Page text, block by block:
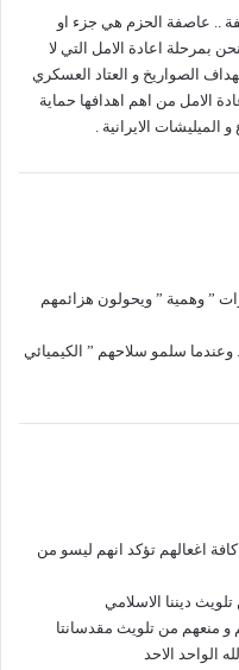
.. عاصفة الحزم هي جزء او
بمرحلة اعادة الامل التي لا
الصواريخ و العتاد العسكري
الامل من اهم اهدافها حماية
الايرانية .
” وهمية ” ويحولون هزائمهم
.. وعندما سلمو سلاحهم ” الكيميائي
اغعالهم تؤكد انهم ليسو من
ديننا الاسلامي
منعهم من تلويث مقدسانتا
الواحد الاحد